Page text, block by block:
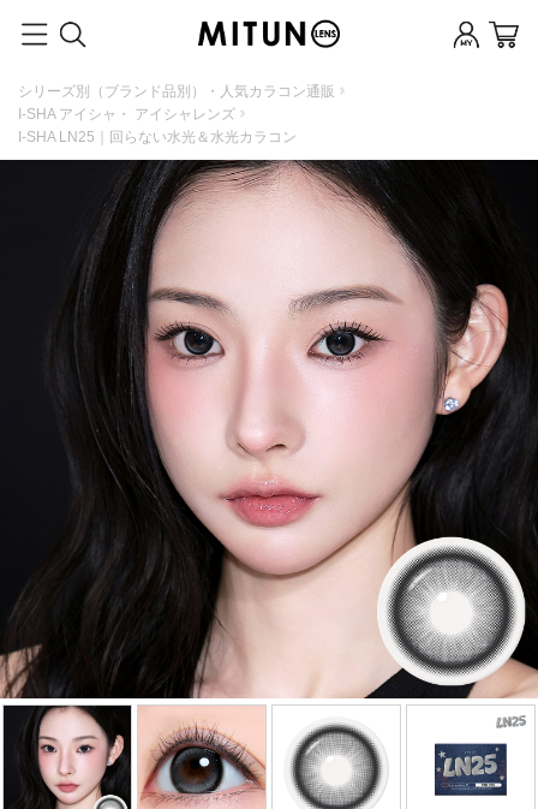
シリーズ別（ブランド品別）・人気カラコン通販
I-SHA アイシャ・ アイシャレンズ
I-SHA LN25｜回らない水光＆水光カラコン